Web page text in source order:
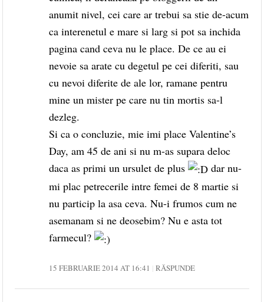
anumit nivel, cei care ar trebui sa stie de-acum
ca interenetul e mare si larg si pot sa inchida
pagina cand ceva nu le place. De ce au ei
nevoie sa arate cu degetul pe cei diferiti, sau
cu nevoi diferite de ale lor, ramane pentru
mine un mister pe care nu tin mortis sa-l
dezleg.
Si ca o concluzie, mie imi place Valentine’s
Day, am 45 de ani si nu m-as supara deloc
daca as primi un ursulet de plus
dar nu-
mi plac petrecerile intre femei de 8 martie si
nu particip la asa ceva. Nu-i frumos cum ne
asemanam si ne deosebim? Nu e asta tot
farmecul?
15 FEBRUARIE 2014 AT 16:41 RĂSPUNDE